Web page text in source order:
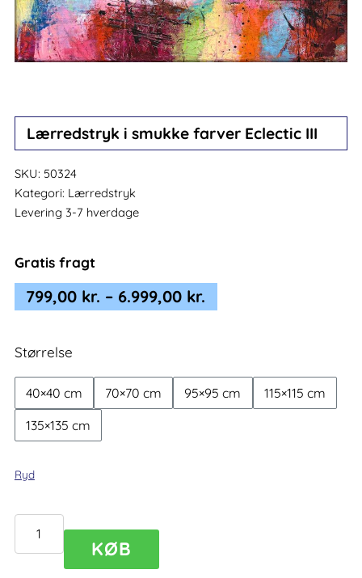
Lærredstryk i smukke farver Eclectic III
SKU: 50324
Kategori: Lærredstryk
Levering 3-7 hverdage
Gratis fragt
799,00 kr. – 6.999,00 kr.
799,00 kr.
Størrelse
40×40 cm 70×70 cm 95×95 cm
115×115 cm
135×135 cm
Ryd
LærredstrykKØB